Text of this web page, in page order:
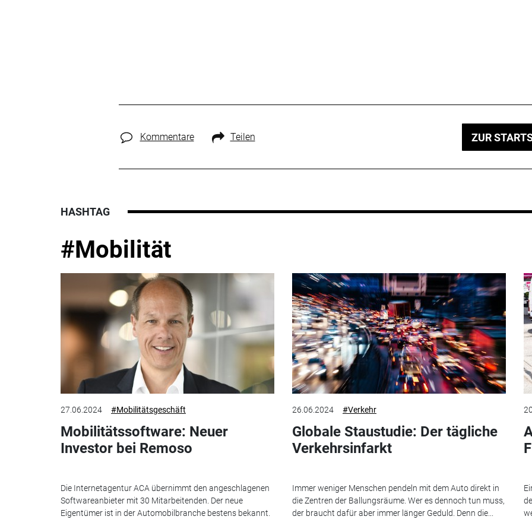
Kommentare Teilen ZUR
HASHTAG
#Mobilität
27.06.2024 #Mobilitätsgeschäft
Mobilitätssoftware: Neuer
Investor bei Remoso
Die Internetagentur ACA übernimmt den angeschlagenen
Softwareanbieter mit 30 Mitarbeitenden. Der neue
Eigentümer ist in der Automobilbranche bestens bekannt.
26.06.2024 #Verkehr
Globale Staustudie: Der tägliche
Verkehrsinfarkt
Immer weniger Menschen pendeln mit dem Auto direkt in
die Zentren der Ballungsräume. Wer es dennoch tun muss,
der braucht dafür aber immer länger Geduld. Denn die...